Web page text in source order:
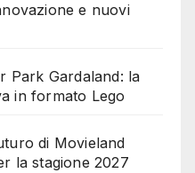
e nuovi
Park Gardaland: la
in formato Lego
di Movieland
la stagione 2027